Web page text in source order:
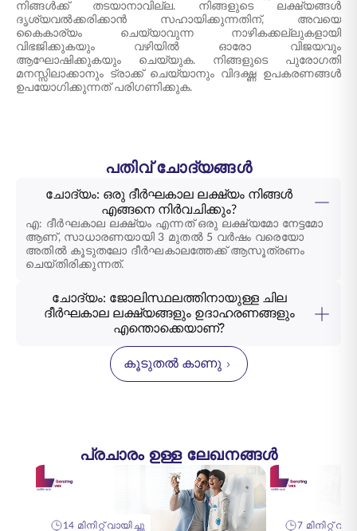
നിങ്ങൾക്ക് തടയാനാവില്ല. നിങ്ങളുടെ ലക്ഷ്യങ്ങൾ
ദൃശ്യവൽക്കരിക്കാൻ സഹായിക്കുന്നതിന്, അവയെ
കൈകാര്യം ചെയ്യാവുന്ന നാഴികക്കല്ലുകളായി
വിഭജിക്കുകയും വഴിയിൽ ഓരോ വിജയവും
ആഘോഷിക്കുകയും ചെയ്യുക. നിങ്ങളുടെ പുരോഗതി
മനസ്സിലാക്കാനും ട്രാക്ക് ചെയ്യാനും വിദഗ്ദ്ധ ഉപകരണങ്ങൾ
ഉപയോഗിക്കുന്നത് പരിഗണിക്കുക.
പതിവ് ചോദ്യങ്ങൾ
ചോദ്യം: ഒരു ദീർഘകാല ലക്ഷ്യം നിങ്ങൾ
എങ്ങനെ നിർവചിക്കും?
എ: ദീർഘകാല ലക്ഷ്യം എന്നത് ഒരു ലക്ഷ്യമോ നേട്ടമോ
ആണ്, സാധാരണയായി 3 മുതൽ 5 വർഷം വരെയോ
അതിൽ കൂടുതലോ ദീർഘകാലത്തേക്ക് ആസൂത്രണം
ചെയ്തിരിക്കുന്നത്.
ചോദ്യം: ജോലിസ്ഥലത്തിനായുള്ള ചില
ദീർഘകാല ലക്ഷ്യങ്ങളും ഉദാഹരണങ്ങളും
എന്തൊക്കെയാണ്?
കൂടുതൽ കാണു
പ്രചാരം ഉള്ള ലേഖനങ്ങൾ
14 മിനിറ്റ് വായിച്ചു 7 മിനിറ്റ്